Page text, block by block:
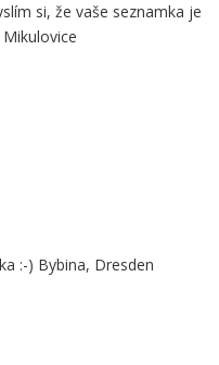
si, že vaše seznamka je
:-) Bybina, Dresden